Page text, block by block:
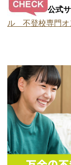
公式
ル 不登校専門オ